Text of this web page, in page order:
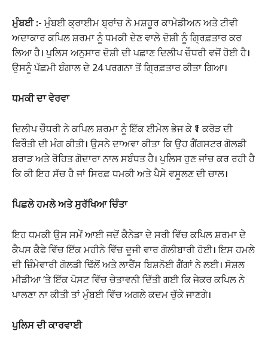
ਮੁੰਬਈ :- ਮੁੰਬਈ ਕ੍ਰਾਈਮ ਬ੍ਰਾਂਚ ਨੇ ਮਸ਼ਹੂਰ ਕਾਮੇਡੀਅਨ ਅਤੇ ਟੀਵੀ
ਅਦਾਕਾਰ ਕਪਿਲ ਸ਼ਰਮਾ ਨੂੰ ਧਮਕੀ ਦੇਣ ਵਾਲੇ ਦੋਸ਼ੀ ਨੂੰ ਗ੍ਰਿਫ਼ਤਾਰ ਕਰ
ਲਿਆ ਹੈ। ਪੁਲਿਸ ਅਨੁਸਾਰ ਦੋਸ਼ੀ ਦੀ ਪਛਾਣ ਦਿਲੀਪ ਚੌਧਰੀ ਵਜੋਂ ਹੋਈ ਹੈ।
ਉਸਨੂੰ ਪੱਛਮੀ ਬੰਗਾਲ ਦੇ 24 ਪਰਗਨਾ ਤੋਂ ਗ੍ਰਿਫ਼ਤਾਰ ਕੀਤਾ ਗਿਆ।
ਧਮਕੀ ਦਾ ਵੇਰਵਾ
ਦਿਲੀਪ ਚੌਧਰੀ ਨੇ ਕਪਿਲ ਸ਼ਰਮਾ ਨੂੰ ਇੱਕ ਈਮੇਲ ਭੇਜ ਕੇ ₹1 ਕਰੋੜ ਦੀ
ਫਿਰੌਤੀ ਦੀ ਮੰਗ ਕੀਤੀ। ਉਸਨੇ ਦਾਅਵਾ ਕੀਤਾ ਕਿ ਉਹ ਗੈਂਗਸਟਰ ਗੋਲਡੀ
ਬਰਾੜ ਅਤੇ ਰੋਹਿਤ ਗੋਦਾਰਾ ਨਾਲ ਸਬੰਧਤ ਹੈ। ਪੁਲਿਸ ਹੁਣ ਜਾਂਚ ਕਰ ਰਹੀ ਹੈ
ਕਿ ਕੀ ਇਹ ਸੱਚ ਹੈ ਜਾਂ ਸਿਰਫ਼ ਧਮਕੀ ਅਤੇ ਪੈਸੇ ਵਸੂਲਣ ਦੀ ਚਾਲ।
ਪਿਛਲੇ ਹਮਲੇ ਅਤੇ ਸੁਰੱਖਿਆ ਚਿੰਤਾ
ਇਹ ਧਮਕੀ ਉਸ ਸਮੇਂ ਆਈ ਜਦੋਂ ਕੈਨੇਡਾ ਦੇ ਸਰੀ ਵਿੱਚ ਕਪਿਲ ਸ਼ਰਮਾ ਦੇ
ਕੈਪਸ ਕੈਫੇ ਵਿੱਚ ਇੱਕ ਮਹੀਨੇ ਵਿੱਚ ਦੂਜੀ ਵਾਰ ਗੋਲੀਬਾਰੀ ਹੋਈ। ਇਸ ਹਮਲੇ
ਦੀ ਜ਼ਿੰਮੇਵਾਰੀ ਗੋਲਡੀ ਢਿੱਲੋਂ ਅਤੇ ਲਾਰੈਂਸ ਬਿਸ਼ਨੋਈ ਗੈਂਗਾਂ ਨੇ ਲਈ। ਸੋਸ਼ਲ
ਮੀਡੀਆ ‘ਤੇ ਇੱਕ ਪੋਸਟ ਵਿੱਚ ਚੇਤਾਵਨੀ ਦਿੱਤੀ ਗਈ ਕਿ ਜੇਕਰ ਕਪਿਲ ਨੇ
ਪਾਲਣਾ ਨਾ ਕੀਤੀ ਤਾਂ ਮੁੰਬਈ ਵਿੱਚ ਅਗਲੇ ਕਦਮ ਚੁੱਕੇ ਜਾਣਗੇ।
ਪੁਲਿਸ ਦੀ ਕਾਰਵਾਈ